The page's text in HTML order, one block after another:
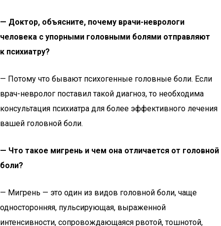
— Доктор, объясните, почему врачи-неврологи
человека с упорными головными болями отправляют
к психиатру?
— Потому что бывают психогенные головные боли. Если
врач-невролог поставил такой диагноз, то необходима
консультация психиатра для более эффективного лечения
вашей головной боли.
— Что такое мигрень и чем она отличается от головной
боли?
— Мигрень — это один из видов головной боли, чаще
односторонняя, пульсирующая, выраженной
интенсивности, сопровождающаяся рвотой, тошнотой,